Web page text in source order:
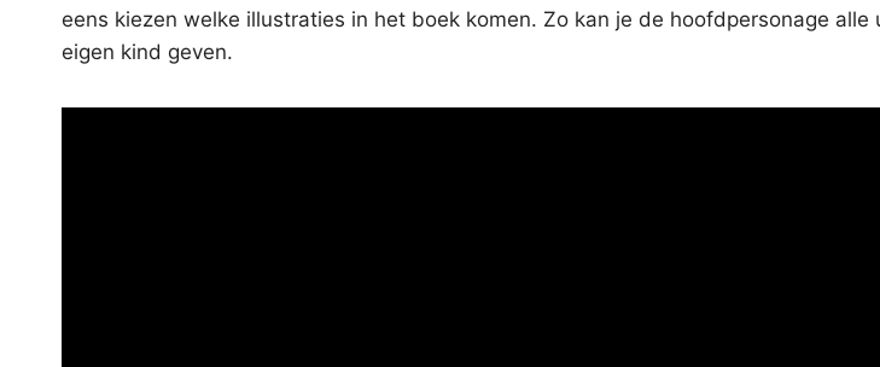
eens kiezen welke illustraties in het boek komen. Zo kan je de hoofdpersonage alle
eigen kind geven.